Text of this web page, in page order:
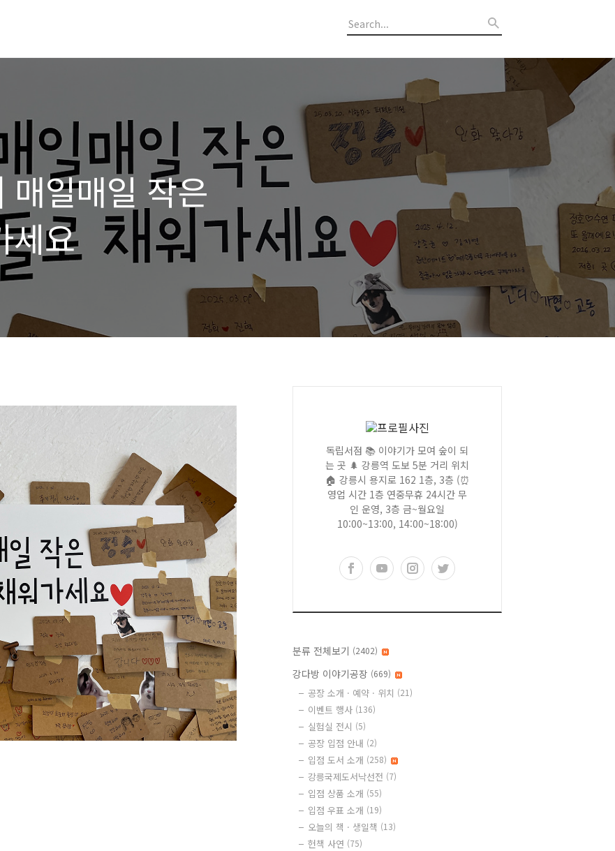
일매일 작은
세요
독립서점 📚 이야기가 모여 숲이 되
는 곳 🌲 강릉역 도보 5분 거리 위치
🏠 강릉시 용지로 162 1층, 3층 (⏰
영업 시간 1층 연중무휴 24시간 무
인 운영, 3층 금~월요일
10:00~13:00, 14:00~18:00)
분류 전체보기 (2402)
강다방 이야기공장 (669)
공장 소개 · 예약 · 위치 (21)
이벤트 행사 (136)
실험실 전시 (5)
공장 입점 안내 (2)
입점 도서 소개 (258)
강릉국제도서낙선전 (7)
입점 상품 소개 (55)
입점 우표 소개 (19)
오늘의 책 · 생일책 (13)
헌책 사연 (75)